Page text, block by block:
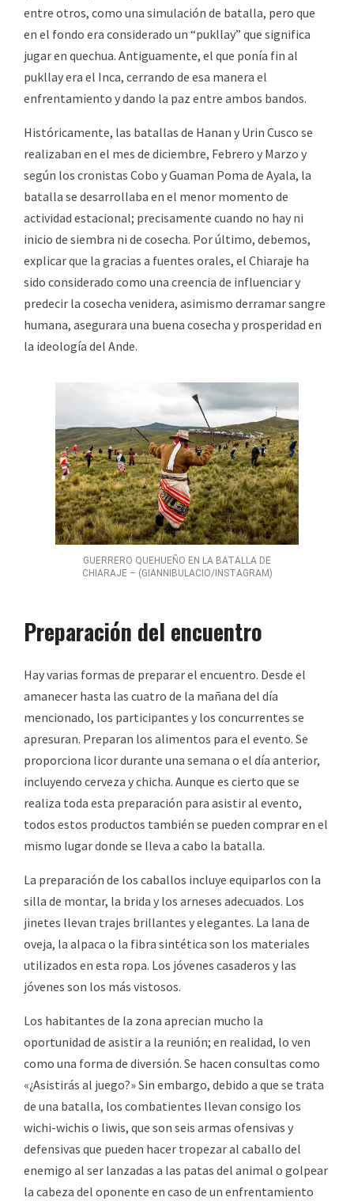
entre otros, como una simulación de batalla, pero que
en el fondo era considerado un “pukllay” que significa
jugar en quechua. Antiguamente, el que ponía fin al
pukllay era el Inca, cerrando de esa manera el
enfrentamiento y dando la paz entre ambos bandos.
Históricamente, las batallas de Hanan y Urin Cusco se
realizaban en el mes de diciembre, Febrero y Marzo y
según los cronistas Cobo y Guaman Poma de Ayala, la
batalla se desarrollaba en el menor momento de
actividad estacional; precisamente cuando no hay ni
inicio de siembra ni de cosecha. Por último, debemos,
explicar que la gracias a fuentes orales, el Chiaraje ha
sido considerado como una creencia de influenciar y
predecir la cosecha venidera, asimismo derramar sangre
humana, asegurara una buena cosecha y prosperidad en
la ideología del Ande.
GUERRERO QUEHUEÑO EN LA BATALLA DE
CHIARAJE – (GIANNIBULACIO/INSTAGRAM)
Preparación del encuentro
Hay varias formas de preparar el encuentro. Desde el
amanecer hasta las cuatro de la mañana del día
mencionado, los participantes y los concurrentes se
apresuran. Preparan los alimentos para el evento. Se
proporciona licor durante una semana o el día anterior,
incluyendo cerveza y chicha. Aunque es cierto que se
realiza toda esta preparación para asistir al evento,
todos estos productos también se pueden comprar en el
mismo lugar donde se lleva a cabo la batalla.
La preparación de los caballos incluye equiparlos con la
silla de montar, la brida y los arneses adecuados. Los
jinetes llevan trajes brillantes y elegantes. La lana de
oveja, la alpaca o la fibra sintética son los materiales
utilizados en esta ropa. Los jóvenes casaderos y las
jóvenes son los más vistosos.
Los habitantes de la zona aprecian mucho la
oportunidad de asistir a la reunión; en realidad, lo ven
como una forma de diversión. Se hacen consultas como
«¿Asistirás al juego?» Sin embargo, debido a que se trata
de una batalla, los combatientes llevan consigo los
wichi-wichis o liwis, que son seis armas ofensivas y
defensivas que pueden hacer tropezar al caballo del
enemigo al ser lanzadas a las patas del animal o golpear
la cabeza del oponente en caso de un enfrentamiento